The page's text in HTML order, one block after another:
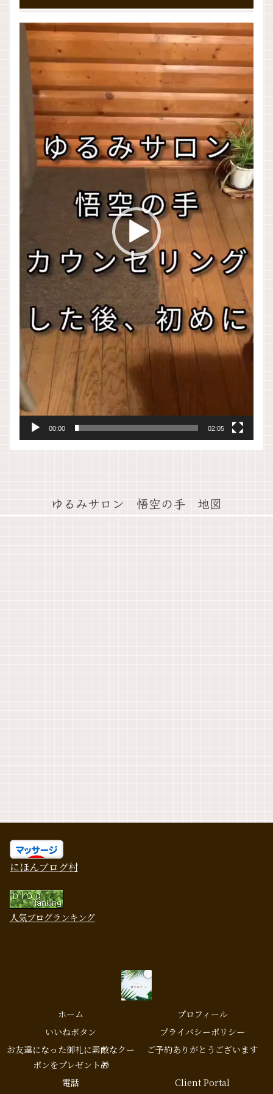
動
00:00 02:05
ゆるみサロン 悟空の手 地図
にほんブログ村
人気ブログランキング
ホーム
プロフィール
いいねボタン
プライバシーポリシー
お友達になった御礼に素敵なクー
ポンをプレゼント🎁
ご予約ありがとうございます
電話 Client Portal